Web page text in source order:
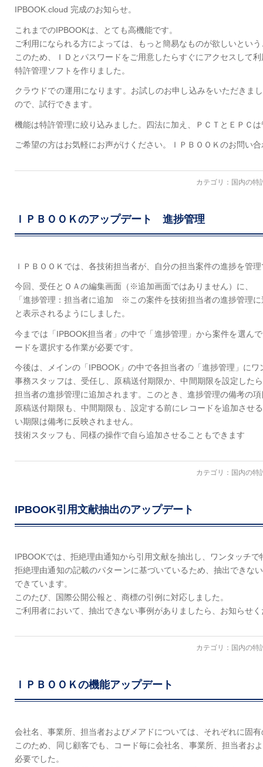
IPBOOK.cloud 完成のお知らせ。
これまでのIPBOOKは、とても高機能です。
ご利用になられる方によっては、もっと簡易なものが欲しいとい
このため、ＩＤとパスワードをご用意したらすぐにアクセスして
特許管理ソフトを作りました。
クラウドでの運用になります。お試しのお申し込みをいただきま
ので、試行できます。
機能は特許管理に絞り込みました。四法に加え、ＰＣＴとＥＰＣ
ご希望の方はお気軽にお声がけください。ＩＰＢＯＯＫのお問い
カテゴリ： 国内の特
ＩＰＢＯＯＫのアップデート 進捗管理
ＩＰＢＯＯＫでは、各技術担当者が、自分の担当案件の進捗を管
今回、受任とＯＡの編集画面（※追加画面ではありません）に、
「進捗管理：担当者に追加 ※この案件を技術担当者の進捗管理
と表示されるようにしました。
今までは「IPBOOK担当者」の中で「進捗管理」から案件を選ん
ードを選択する作業が必要です。
今後は、メインの「IPBOOK」の中で各担当者の「進捗管理」に
事務スタッフは、受任し、原稿送付期限か、中間期限を設定した
担当者の進捗管理に追加されます。このとき、進捗管理の備考の
原稿送付期限も、中間期限も、設定する前にレコードを追加させ
い期限は備考に反映されません。
技術スタッフも、同様の操作で自ら追加させることもできます
カテゴリ： 国内の特
IPBOOK引用文献抽出のアップデート
IPBOOKでは、拒絶理由通知から引用文献を抽出し、ワンタッチ
拒絶理由通知の記載のパターンに基づいているため、抽出できな
できています。
このたび、国際公開公報と、商標の引例に対応しました。
ご利用者において、抽出できない事例がありましたら、お知らせ
カテゴリ： 国内の特
ＩＰＢＯＯＫの機能アップデート
会社名、事業所、担当者およびメアドについては、それぞれに固
このため、同じ顧客でも、コード毎に会社名、事業所、担当者お
必要でした。